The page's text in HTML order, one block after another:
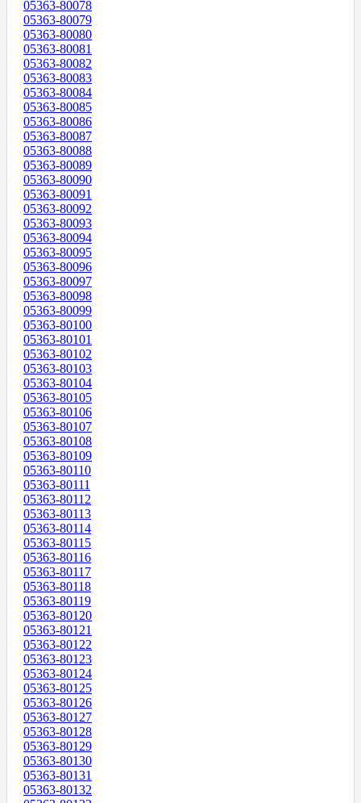
05363-80078
05363-80079
05363-80080
05363-80081
05363-80082
05363-80083
05363-80084
05363-80085
05363-80086
05363-80087
05363-80088
05363-80089
05363-80090
05363-80091
05363-80092
05363-80093
05363-80094
05363-80095
05363-80096
05363-80097
05363-80098
05363-80099
05363-80100
05363-80101
05363-80102
05363-80103
05363-80104
05363-80105
05363-80106
05363-80107
05363-80108
05363-80109
05363-80110
05363-80111
05363-80112
05363-80113
05363-80114
05363-80115
05363-80116
05363-80117
05363-80118
05363-80119
05363-80120
05363-80121
05363-80122
05363-80123
05363-80124
05363-80125
05363-80126
05363-80127
05363-80128
05363-80129
05363-80130
05363-80131
05363-80132